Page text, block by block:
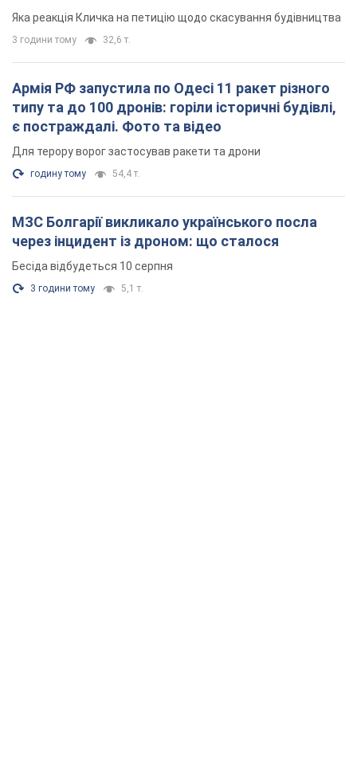
"московського вірянина"
Яка реакція Кличка на петицію щодо скасування будівництва
3 години тому 32,6 т.
Армія РФ запустила по Одесі 11 ракет різного
типу та до 100 дронів: горіли історичні будівлі,
є постраждалі. Фото та відео
Для терору ворог застосував ракети та дрони
годину тому 54,4 т.
МЗС Болгарії викликало українського посла
через інцидент із дроном: що сталося
Бесіда відбудеться 10 серпня
3 години тому 5,1 т.